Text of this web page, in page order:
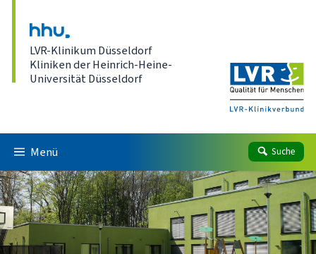
LVR-Klinikum Düsseldorf
Kliniken der Heinrich-Heine-
Universität Düsseldorf
Menü Suche